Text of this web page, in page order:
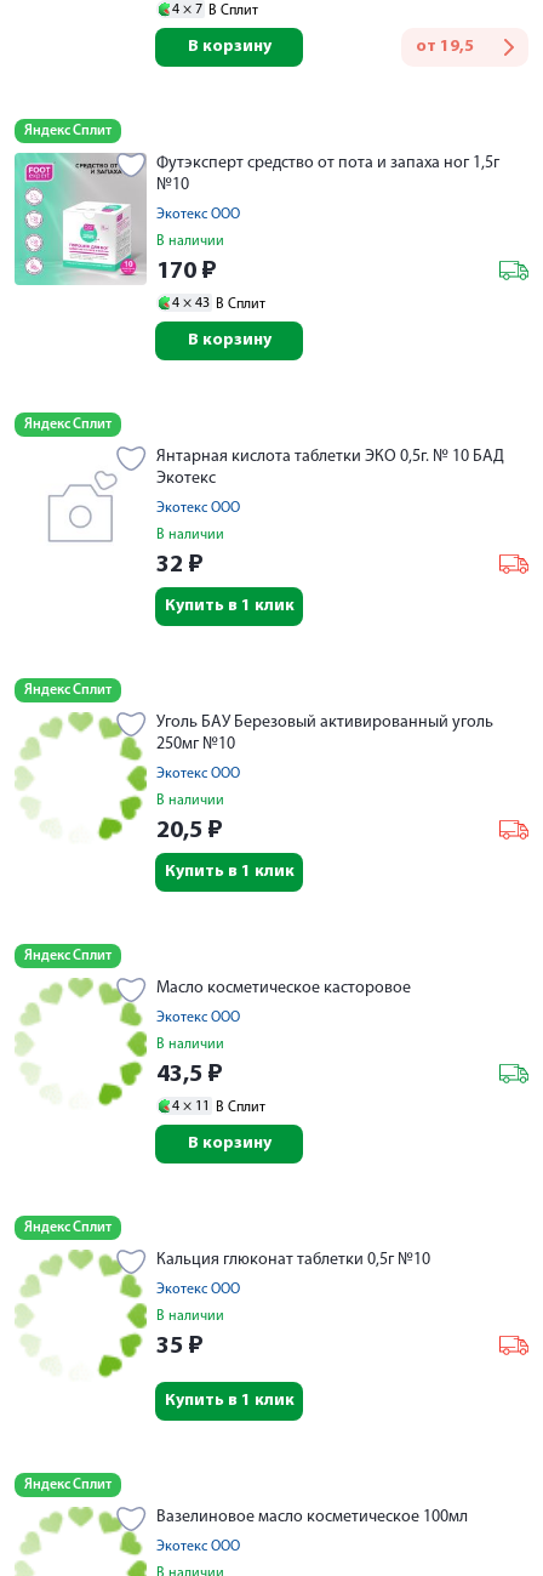
4 × 7 В Сплит
от 19,5
В корзину
Яндекс Сплит
Футэксперт средство от пота и запаха ног 1,5г
№10
Экотекс ООО
В наличии
170 ₽
4 × 43 В Сплит
В корзину
Яндекс Сплит
Янтарная кислота таблетки ЭКО 0,5г. № 10 БАД
Экотекс
Экотекс ООО
В наличии
32 ₽
Купить в 1 клик
Яндекс Сплит
Уголь БАУ Березовый активированный уголь
250мг №10
Экотекс ООО
В наличии
20,5 ₽
Купить в 1 клик
Яндекс Сплит
Масло косметическое касторовое
Экотекс ООО
В наличии
43,5 ₽
4 × 11 В Сплит
В корзину
Яндекс Сплит
Кальция глюконат таблетки 0,5г №10
Экотекс ООО
В наличии
35 ₽
Купить в 1 клик
Яндекс Сплит
Вазелиновое масло косметическое 100мл
Экотекс ООО